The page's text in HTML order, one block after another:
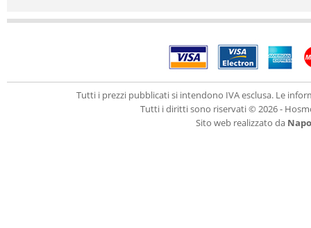
Tutti i prezzi pubblicati si intendono IVA esclusa. Le
Tutti i diritti sono riservati © 2026 -
Sito web realizzato da